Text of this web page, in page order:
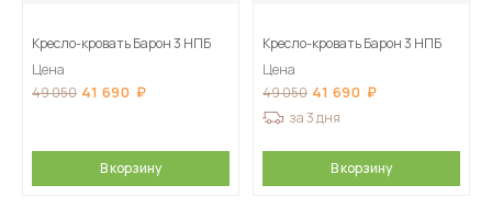
Кресло-кровать Барон 3 НПБ
Цена
49 050 41 690
В корзину
Кресло-кровать Барон 3 НПБ
Цена
49 050 41 690
за 3 дня
В корзину